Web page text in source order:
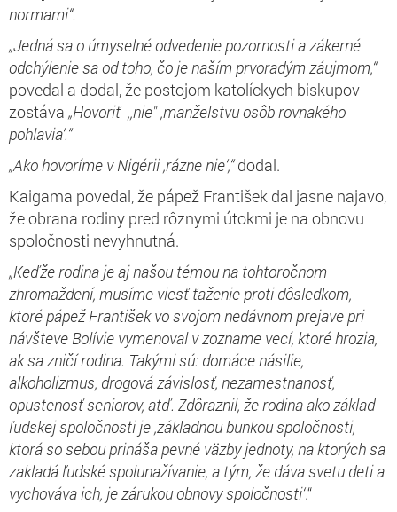
normami“.
„Jedná sa o úmyselné odvedenie pozornosti a zákerné
odchýlenie sa od toho, čo je naším prvoradým záujmom,“
povedal a dodal, že postojom katolíckych biskupov
zostáva „Hovoriť ,,nie" ,manželstvu osôb rovnakého
pohlavia‘.“
„Ako hovoríme v Nigérii ,rázne nie‘,“dodal.
Kaigama povedal, že pápež František dal jasne najavo,
že obrana rodiny pred rôznymi útokmi je na obnovu
spoločnosti nevyhnutná.
„Keďže rodina je aj našou témou na tohtoročnom
zhromaždení, musíme viesť ťaženie proti dôsledkom,
ktoré pápež František vo svojom nedávnom prejave pri
návšteve Bolívie vymenoval v zozname vecí, ktoré hrozia,
ak sa zničí rodina. Takými sú: domáce násilie,
alkoholizmus, drogová závislosť, nezamestnanosť,
opustenosť seniorov, atď. Zdôraznil, že rodina ako základ
ľudskej spoločnosti je ,základnou bunkou spoločnosti,
ktorá so sebou prináša pevné väzby jednoty, na ktorých sa
zakladá ľudské spolunažívanie, a tým, že dáva svetu deti a
vychováva ich, je zárukou obnovy spoločnost­­i‘.“